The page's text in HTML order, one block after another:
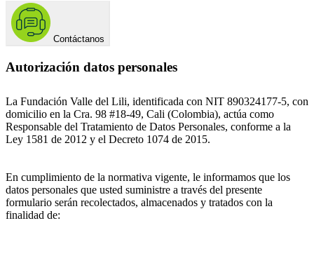
Contáctanos
Autorización datos personales
La Fundación Valle del Lili, identificada con NIT 890324177-5, con
domicilio en la Cra. 98 #18-49, Cali (Colombia), actúa como
Responsable del Tratamiento de Datos Personales, conforme a la
Ley 1581 de 2012 y el Decreto 1074 de 2015.
En cumplimiento de la normativa vigente, le informamos que los
datos personales que usted suministre a través del presente
formulario serán recolectados, almacenados y tratados con la
finalidad de: